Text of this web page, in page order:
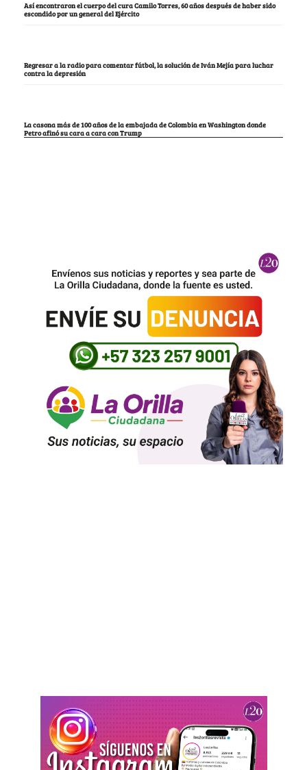
Así encontraron el cuerpo del cura Camilo Torres, 60 años después de haber sido
escondido por un general del Ejército
Regresar a la radio para comentar fútbol, la solución de Iván Mejía para luchar
contra la depresión
La casona más de 100 años de la embajada de Colombia en Washington donde
Petro afinó su cara a cara con Trump